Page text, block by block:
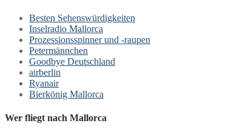
Besten Sehenswürdigkeiten
Inselradio Mallorca
Prozessionsspinner und -raupen
Petermännchen
Goodbye Deutschland
airberlin
Ryanair
Bierkönig Mallorca
Wer fliegt nach Mallorca